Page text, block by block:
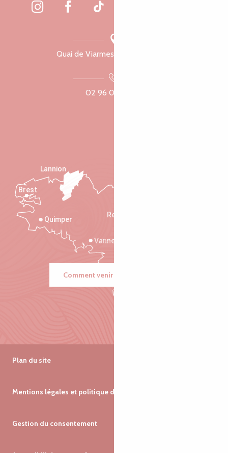
Quai de Viarmes, 22300 Lannion
02 96 05 60 70
Rennes
Vannes
Quimper
Lannion
Brest
Comment venir ?
Plan du site
Mentions légales et politique de confidentialité
Gestion du consentement